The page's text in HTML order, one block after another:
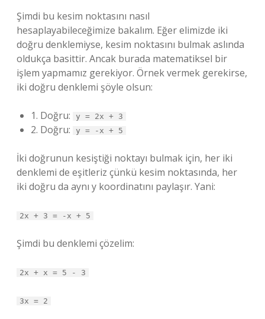
Şimdi bu kesim noktasını nasıl
hesaplayabileceğimize bakalım. Eğer elimizde iki
doğru denklemiyse, kesim noktasını bulmak aslında
oldukça basittir. Ancak burada matematiksel bir
işlem yapmamız gerekiyor. Örnek vermek gerekirse,
iki doğru denklemi şöyle olsun:
1. Doğru: y = 2x + 3
2. Doğru: y = -x + 5
İki doğrunun kesiştiği noktayı bulmak için, her iki
denklemi de eşitleriz çünkü kesim noktasında, her
iki doğru da aynı y koordinatını paylaşır. Yani:
2x + 3 = -x + 5
Şimdi bu denklemi çözelim:
2x + x = 5 - 3
3x = 2